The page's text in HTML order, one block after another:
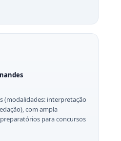
(modalidades: interpretação
com ampla
para concursos